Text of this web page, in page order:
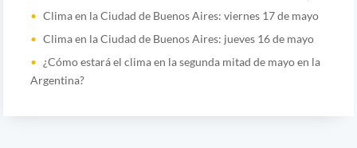
Clima en la Ciudad de Buenos Aires: viernes 17 de mayo
Clima en la Ciudad de Buenos Aires: jueves 16 de mayo
¿Cómo estará el clima en la segunda mitad de mayo en la
Argentina?